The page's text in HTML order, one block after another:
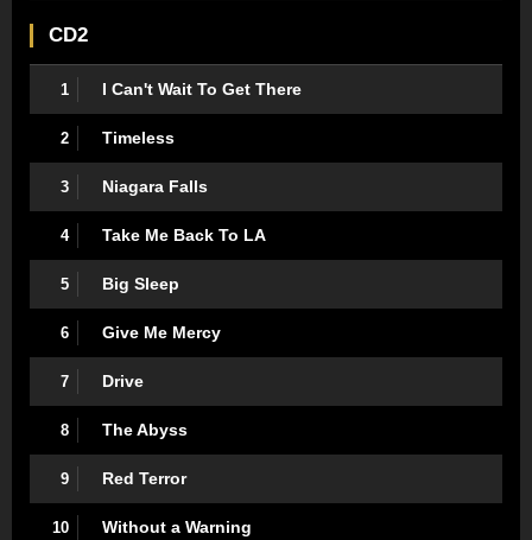
CD2
1 I Can't Wait To Get There
2 Timeless
3 Niagara Falls
4 Take Me Back To LA
5 Big Sleep
6 Give Me Mercy
7 Drive
8 The Abyss
9 Red Terror
10 Without a Warning